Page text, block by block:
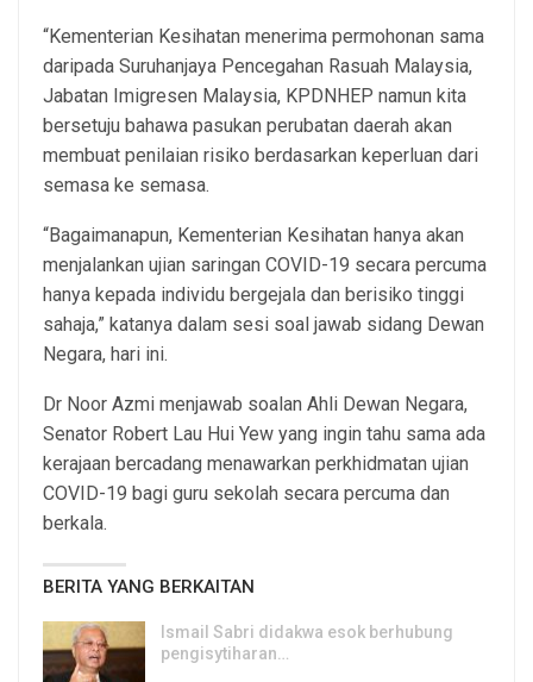
“Kementerian Kesihatan menerima permohonan sama
daripada Suruhanjaya Pencegahan Rasuah Malaysia,
Jabatan Imigresen Malaysia, KPDNHEP namun kita
bersetuju bahawa pasukan perubatan daerah akan
membuat penilaian risiko berdasarkan keperluan dari
semasa ke semasa.
“Bagaimanapun, Kementerian Kesihatan hanya akan
menjalankan ujian saringan COVID-19 secara percuma
hanya kepada individu bergejala dan berisiko tinggi
sahaja,” katanya dalam sesi soal jawab sidang Dewan
Negara, hari ini.
Dr Noor Azmi menjawab soalan Ahli Dewan Negara,
Senator Robert Lau Hui Yew yang ingin tahu sama ada
kerajaan bercadang menawarkan perkhidmatan ujian
COVID-19 bagi guru sekolah secara percuma dan
berkala.
BERITA YANG BERKAITAN
Ismail Sabri didakwa esok berhubung
pengisytiharan…